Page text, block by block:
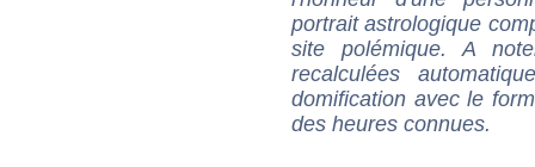
portrait astrologique
site polémique. A
recalculées
domification avec le
des heures connues.